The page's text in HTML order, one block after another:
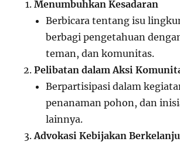
Menumbuhkan Kesadaran
Berbicara tentang isu
berbagi pengetahuan
teman, dan komunitas.
Pelibatan dalam Aksi
Berpartisipasi dalam
penanaman pohon, dan
lainnya.
Advokasi Kebijakan